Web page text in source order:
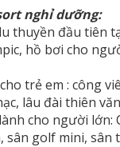
nghỉ dưỡng:
thuyền đầu tiên
hồ bơi cho
trẻ em : công
lâu đài thiên
cho người lớn:
sân golf mini,